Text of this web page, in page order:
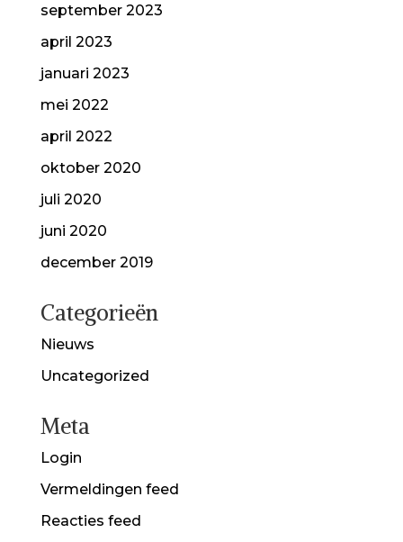
september 2023
april 2023
januari 2023
mei 2022
april 2022
oktober 2020
juli 2020
juni 2020
december 2019
Categorieën
Nieuws
Uncategorized
Meta
Login
Vermeldingen feed
Reacties feed